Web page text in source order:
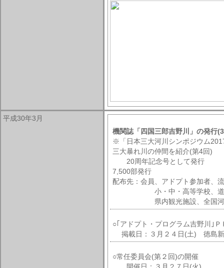
平成30年3月
機関誌「四国三郎吉野川」の発行
※「日本三大河川シンポジウム
三大暴れ川の仲間を紹介(第4回)
20周年記念号として発行
7,500部発行
配布先：会員、アドプト参加者、
小・中・高等学校、道
県内観光施設、全国河
○｢アドプト・プログラム吉野川｣Ｐ
掲載日：３月２４日(土) 徳島
○常任委員会(第２回)の開催